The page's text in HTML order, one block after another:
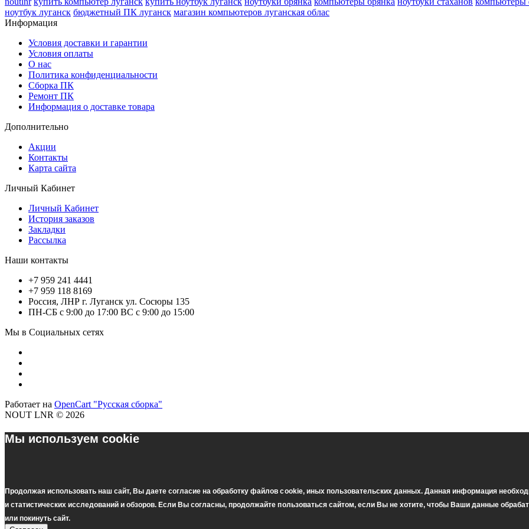
ноутбук луганск бюджетный ПК луганск магазин компьютеров луганская облас
Информация
Условия доставки и гарантии
Условия оплаты
О нас
Политика конфиденциальности
Сборка ПК
Ремонт ПК
Информация о доставке товара
Дополнительно
Акции
Контакты
Карта сайта
Личный Кабинет
Личный Кабинет
История заказов
Закладки
Рассылка
Наши контакты
+7 959 241 4441
+7 959 118 8169
Россия, ЛНР г. Луганск ул. Сосюры 135
ПН-СБ с 9:00 до 17:00 ВС с 9:00 до 15:00
Мы в Социальных сетях
Работает на OpenCart "Русская сборка"
NOUT LNR © 2026
Мы используем cookie
Продолжая использовать наш cайт, Вы даете согласие на обработку файлов cookie, иных пользовательских данных. Данная информация
и статистических исследований и обзоров. Если Вы согласны, продолжайте пользоваться сайтом, если Вы не хотите, чтобы Ваши данные
или покинуть сайт.